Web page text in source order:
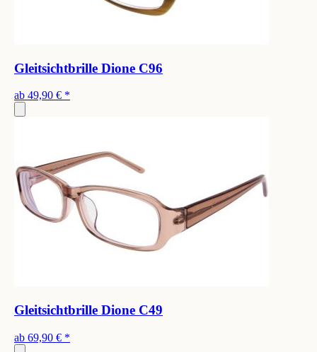
Gleitsichtbrille Dione C96
ab 49,90 € *
Gleitsichtbrille Dione C49
ab 69,90 € *